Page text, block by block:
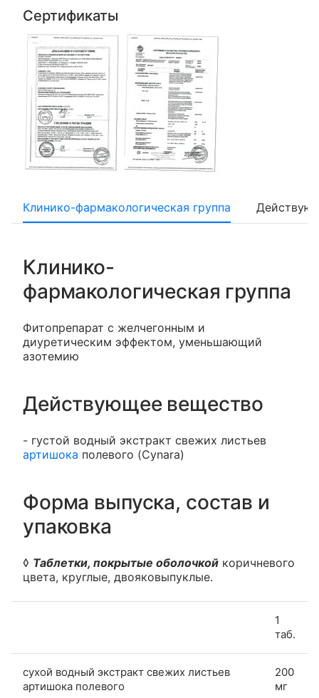
Сертификаты
Клинико-фармакологическая группа
Клинико-
фармакологическая группа
Фитопрепарат с желчегонным и
диуретическим эффектом, уменьшающий
азотемию
Действующее вещество
- густой водный экстракт свежих листьев
артишока полевого (Cynara)
Форма выпуска, состав и
упаковка
◊ Таблетки, покрытые оболочкой коричневого
цвета, круглые, двояковыпуклые.
1
таб.
сухой водный экстракт свежих листьев
артишока полевого
200
мг